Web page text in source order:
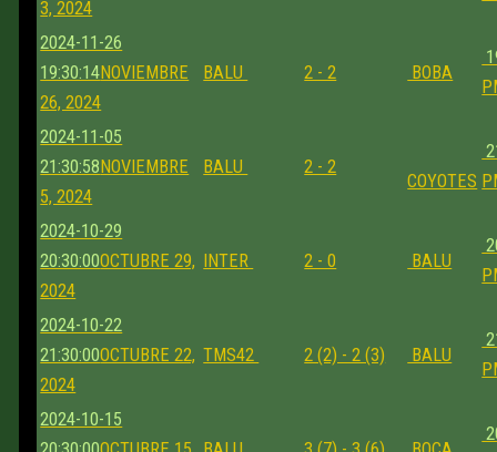
3, 2024
2024-11-26
19:30:14NOVIEMBRE
26, 2024
BALU 2 - 2 BOBA
2024-11-05
21:30:58NOVIEMBRE
5, 2024
BALU 2 - 2
COYOTES
2024-10-29
20:30:00OCTUBRE 29,
2024
INTER 2 - 0 BALU
2024-10-22
21:30:00OCTUBRE 22,
2024
TMS42 2 (2) - 2 (3) BALU
2024-10-15